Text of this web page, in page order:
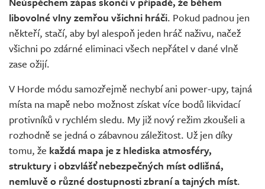
libovolné vlny zemřou všichni hráči. Pokud padnou jen
někteří, stačí, aby byl alespoň jeden hráč naživu, načež
všichni po zdárné eliminaci všech nepřátel v dané vlně
zase ožijí.
V Horde módu samozřejmě nechybí ani power-upy, tajná
místa na mapě nebo možnost získat více bodů likvidací
protivníků v rychlém sledu. My již nový režim zkoušeli a
rozhodně se jedná o zábavnou záležitost. Už jen díky
tomu, že každá mapa je z hlediska atmosféry,
struktury i obzvlášť nebezpečných míst odlišná,
nemluvě o různé dostupnosti zbraní a tajných míst.